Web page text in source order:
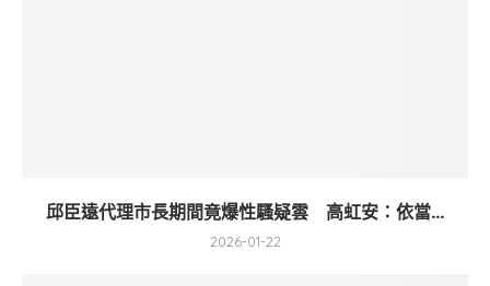
邱臣遠代理市長期間竟爆性騷疑雲 高虹安：依當...
2026-01-22